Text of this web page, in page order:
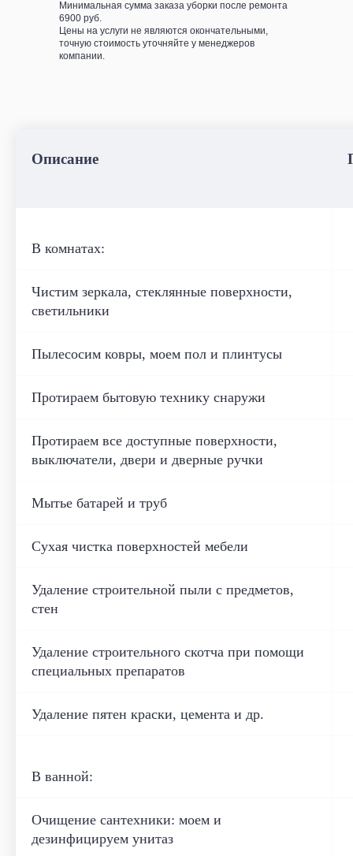
Минимальная сумма заказа уборки после ремонта
6900 руб.
Цены на услуги не являются окончательными,
точную стоимость уточняйте у менеджеров
компании.
уборку дома
Описание
В комнатах:
Чистим зеркала, стеклянные поверхности,
светильники
Пылесосим ковры, моем пол и плинтусы
Протираем бытовую технику снаружи
Протираем все доступные поверхности,
выключатели, двери и дверные ручки
Мытье батарей и труб
Сухая чистка поверхностей мебели
Удаление строительной пыли с предметов,
стен
Удаление строительного скотча при помощи
специальных препаратов
Удаление пятен краски, цемента и др.
В ванной:
Очищение сантехники: моем и
дезинфицируем унитаз